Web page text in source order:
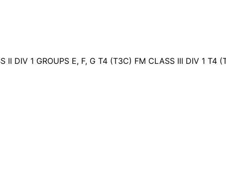
II DIV 1 GROUPS E, F, G T4 (T3C) FM CLASS III DIV 1 T4